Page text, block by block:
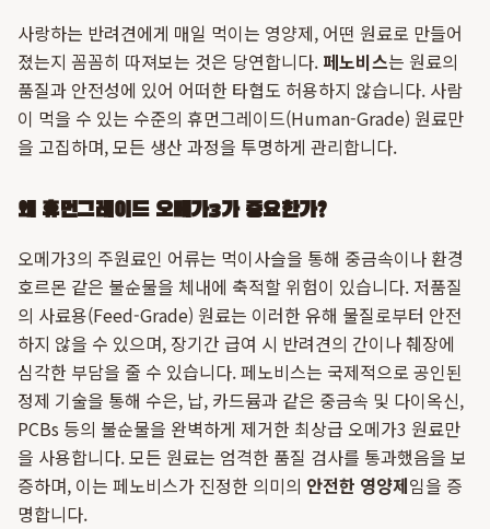
사랑하는 반려견에게 매일 먹이는 영양제, 어떤 원료로 만들어
졌는지 꼼꼼히 따져보는 것은 당연합니다. 페노비스는 원료의
품질과 안전성에 있어 어떠한 타협도 허용하지 않습니다. 사람
이 먹을 수 있는 수준의 휴먼그레이드(Human-Grade) 원료만
을 고집하며, 모든 생산 과정을 투명하게 관리합니다.
왜 휴먼그레이드 오메가3가 중요한가?
오메가3의 주원료인 어류는 먹이사슬을 통해 중금속이나 환경
호르몬 같은 불순물을 체내에 축적할 위험이 있습니다. 저품질
의 사료용(Feed-Grade) 원료는 이러한 유해 물질로부터 안전
하지 않을 수 있으며, 장기간 급여 시 반려견의 간이나 췌장에
심각한 부담을 줄 수 있습니다. 페노비스는 국제적으로 공인된
정제 기술을 통해 수은, 납, 카드뮴과 같은 중금속 및 다이옥신,
PCBs 등의 불순물을 완벽하게 제거한 최상급 오메가3 원료만
을 사용합니다. 모든 원료는 엄격한 품질 검사를 통과했음을 보
증하며, 이는 페노비스가 진정한 의미의 안전한 영양제임을 증
명합니다.